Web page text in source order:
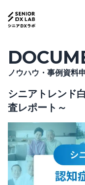
ノウハウ・事例資料
シニアトレンド
査レポート～